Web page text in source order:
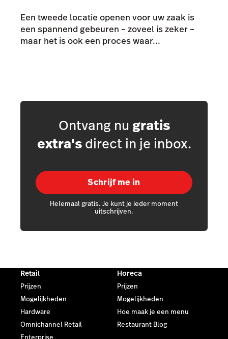
Een tweede locatie openen voor uw zaak is
een spannend gebeuren – zoveel is zeker –
maar het is ook een proces waar...
Ontvang nu gratis
extra'sdirect in je inbox.
Schrijf me in
Helemaal gratis. Je kunt je ieder moment
uitschrijven.
Retail
Prijzen
Mogelijkheden
Hardware
Omnichannel Retail
Horeca
Prijzen
Mogelijkheden
Hoe maak je een menu
Restaurant Blog